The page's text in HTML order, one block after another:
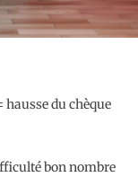
bon nombre